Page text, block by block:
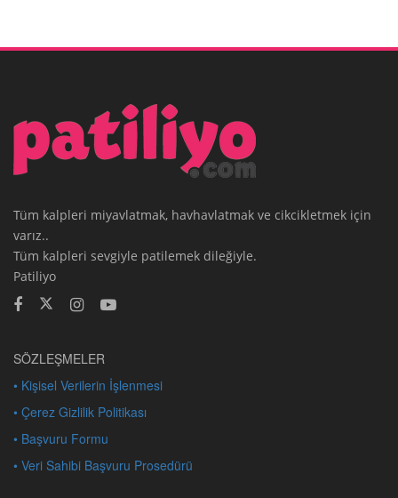
Tüm kalpleri miyavlatmak, havhavlatmak ve cikcikletmek için
varız..
Tüm kalpleri sevgiyle patilemek dileğiyle.
Patiliyo
SÖZLEŞMELER
• Kişisel Verilerin İşlenmesi
• Çerez Gizlilik Politikası
• Başvuru Formu
• Veri Sahibi Başvuru Prosedürü